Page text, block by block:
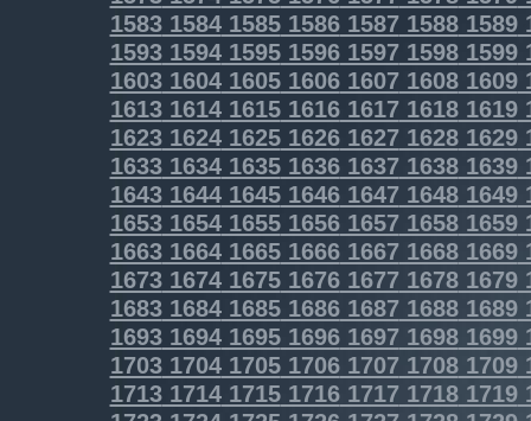
1583158415851586158715881589
1593159415951596159715981599
1603160416051606160716081609
1613161416151616161716181619
1623162416251626162716281629
1633163416351636163716381639
1643164416451646164716481649
1653165416551656165716581659
1663166416651666166716681669
1673167416751676167716781679
1683168416851686168716881689
16931694169516961697 16981699
17031704170517061707 17081709
1713171417151716171717181719